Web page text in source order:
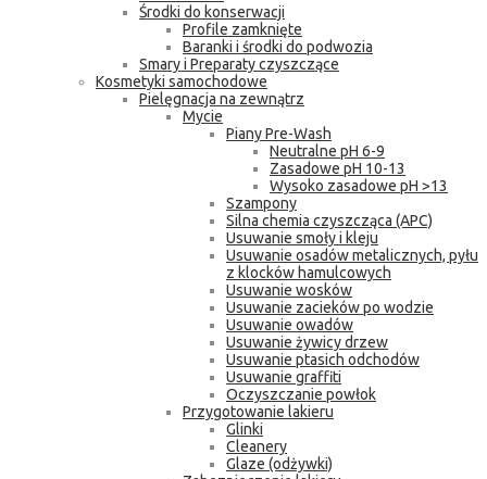
Środki do konserwacji
Profile zamknięte
Baranki i środki do podwozia
Smary i Preparaty czyszczące
Kosmetyki samochodowe
Pielęgnacja na zewnątrz
Mycie
Piany Pre-Wash
Neutralne pH 6-9
Zasadowe pH 10-13
Wysoko zasadowe pH >13
Szampony
Silna chemia czyszcząca (APC)
Usuwanie smoły i kleju
Usuwanie osadów metalicznych, pyłu
z klocków hamulcowych
Usuwanie wosków
Usuwanie zacieków po wodzie
Usuwanie owadów
Usuwanie żywicy drzew
Usuwanie ptasich odchodów
Usuwanie graffiti
Oczyszczanie powłok
Przygotowanie lakieru
Glinki
Cleanery
Glaze (odżywki)